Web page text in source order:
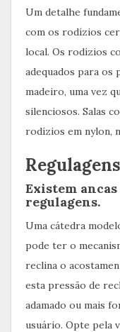
Um detalhe
com os rodízios
local. Os rodízios
adequados para os
madeiro, uma vez
silenciosos. Salas
rodízios em nylon,
Regulagens
Existem
regulagens.
Uma cátedra
pode ter o
reclina o
esta pressão de
adamado ou mais
usuário. Opte pela